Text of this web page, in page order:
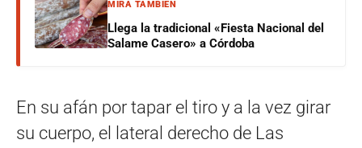
MIRÁ TAMBIÉN
Llega la tradicional «Fiesta Nacional del
Salame Casero» a Córdoba
En su afán por tapar el tiro y a la vez girar
su cuerpo, el lateral derecho de Las